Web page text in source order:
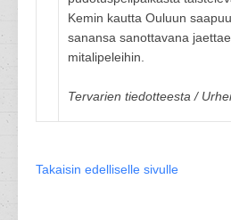
Kemin kautta Ouluun
sanansa sanottavana
mitalipeleihin.
Tervarien tiedotteesta /
Takaisin edelliselle sivulle